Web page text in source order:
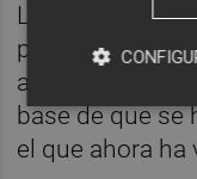
La Plataforma
presentó un
administrativo
base de que se
el que ahora ha